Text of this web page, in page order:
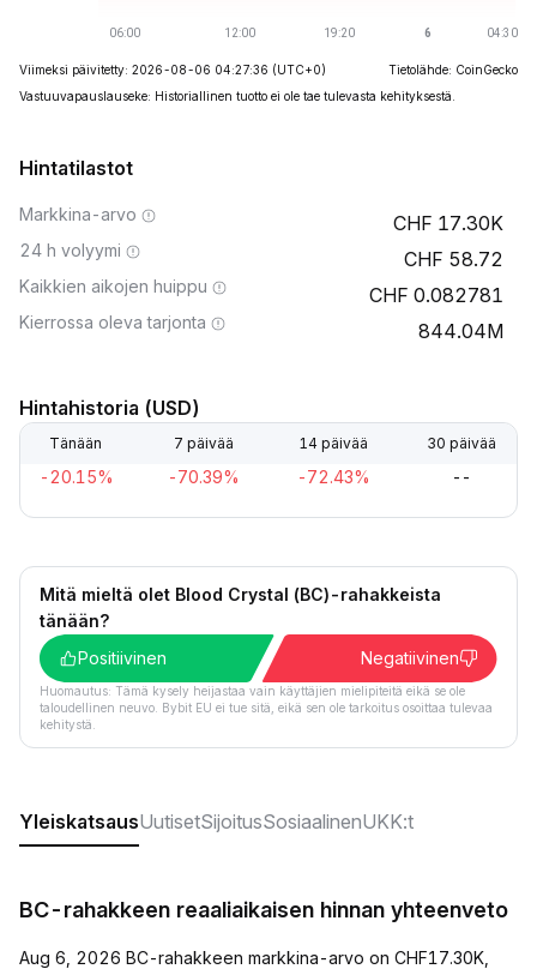
Viimeksi päivitetty: 2026-08-06 04:27:36 (UTC+0)
Tietolähde: CoinGecko
Vastuuvapauslauseke: Historiallinen tuotto ei ole tae tulevasta kehityksestä.
Hintatilastot
Markkina-arvo 17.30K
24 h volyymi 58.72
Kaikkien aikojen huippu 0.082781
Kierrossa oleva tarjonta 844.04M
Hintahistoria (USD)
Tänään 7 päivää 14 päivää 30 päivää
-20.15% -70.39% -72.43% --
Mitä mieltä olet Blood Crystal (BC)-rahakkeista
tänään?
Positiivinen
Negatiivinen
Huomautus: Tämä kysely heijastaa vain käyttäjien mielipiteitä eikä se ole
taloudellinen neuvo. Bybit EU ei tue sitä, eikä sen ole tarkoitus osoittaa tulevaa
kehitystä.
YleiskatsausUutisetSijoitusSosiaalinenUKK:t
BC-rahakkeen reaaliaikaisen hinnan yhteenveto
Aug 6, 2026 BC-rahakkeen markkina-arvo on CHF17.30K,